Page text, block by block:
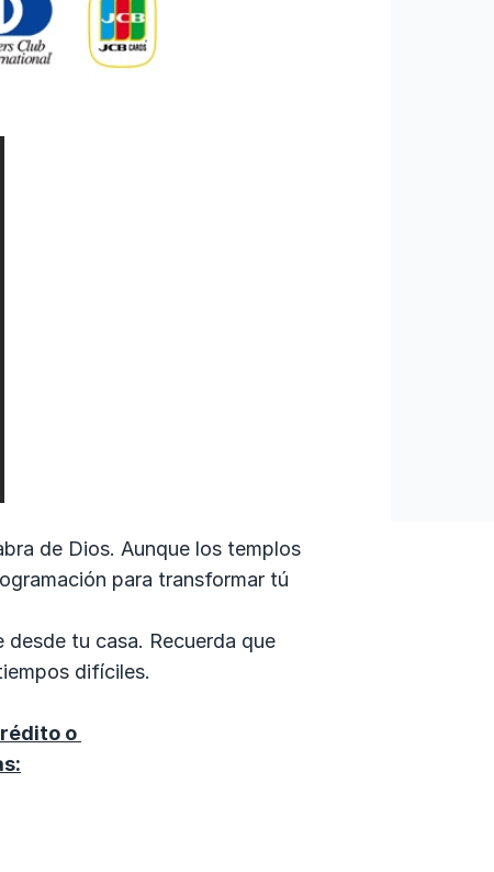
de Dios. Aunque los templos
para transformar tú
tu casa. Recuerda que
difíciles.
o